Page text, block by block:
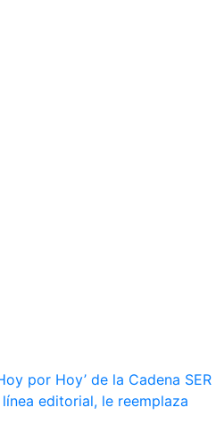
por Hoy’ de la Cadena SER
editorial, le reemplaza